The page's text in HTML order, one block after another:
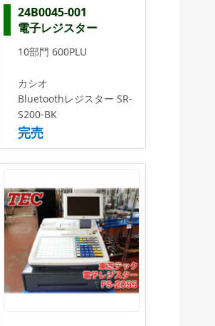
24B0045-001
電子レジスター
10部門 600PLU
カシオ
Bluetoothレジスター SR-
S200-BK
完売